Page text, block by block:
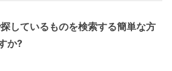
しているものを検索する簡単な方
か?